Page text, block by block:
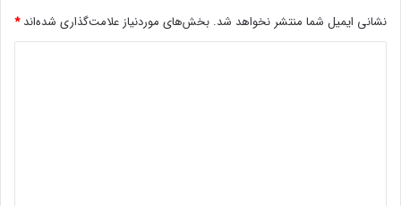
ه
ا
نشانی ایمیل شما منتشر نخواهد شد. بخش‌های موردنیاز علامت‌گذاری شده‌اند*